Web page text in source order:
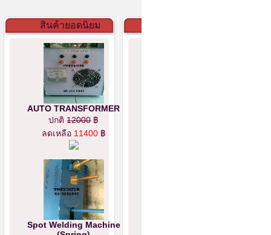
สินค้ายอดนิยม
AUTO TRANSFORMER
ปกติ12000฿
ลดเหลือ 11400 ฿
Spot Welding Machine